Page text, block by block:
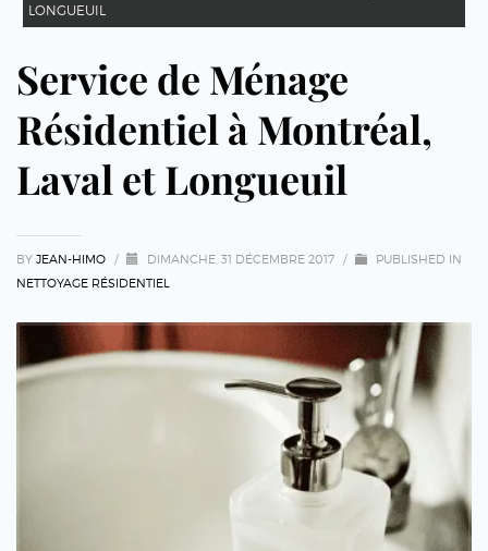
LONGUEUIL
Service de Ménage
Résidentiel à Montréal,
Laval et Longueuil
BY JEAN-HIMO / DIMANCHE, 31 DÉCEMBRE 2017 /
PUBLISHED IN
NETTOYAGE RÉSIDENTIEL